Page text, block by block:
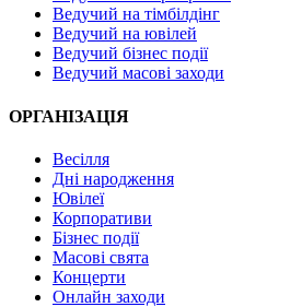
Ведучий на тімбілдінг
Ведучий на ювілей
Ведучий бізнес події
Ведучий масові заходи
ОРГАНІЗАЦІЯ
Весілля
Дні народження
Ювілеї
Корпоративи
Бізнес події
Масові свята
Концерти
Онлайн заходи